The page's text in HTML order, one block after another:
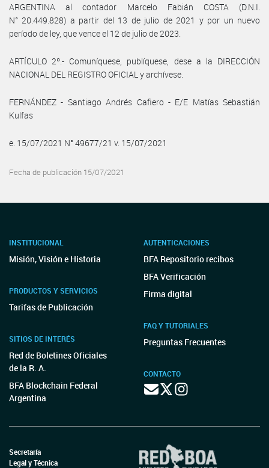
ARGENTINA al contador Marcelo Fabián COSTA (D.N.I.
N° 20.449.828) a partir del 13 de julio de 2021 y por un nuevo
período de ley, que vence el 12 de julio de 2023.
ARTÍCULO 2º.- Comuníquese, publíquese, dese a la DIRECCIÓN
NACIONAL DEL REGISTRO OFICIAL y archívese.
FERNÁNDEZ - Santiago Andrés Cafiero - E/E Matías Sebastián
Kulfas
e. 15/07/2021 N° 49677/21 v. 15/07/2021
Fecha de publicación 15/07/2021
INSTITUCIONAL
Misión, Visión e Historia
PRODUCTOS Y SERVICIOS
Tarifas de Publicación
SITIOS DE INTERÉS
Red de Boletines Oficiales
de la R. A.
BFA Blockchain Federal
Argentina
AUTENTICACIONES
BFA Repositorio recibos
BFA Verificación
Firma digital
FAQ Y TUTORIALES
Preguntas Frecuentes
CONTACTO
Secretaría
Legal y Técnica